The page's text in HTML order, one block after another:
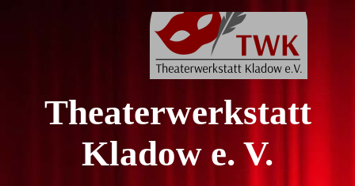
Theaterwerkstatt
Kladow e. V.